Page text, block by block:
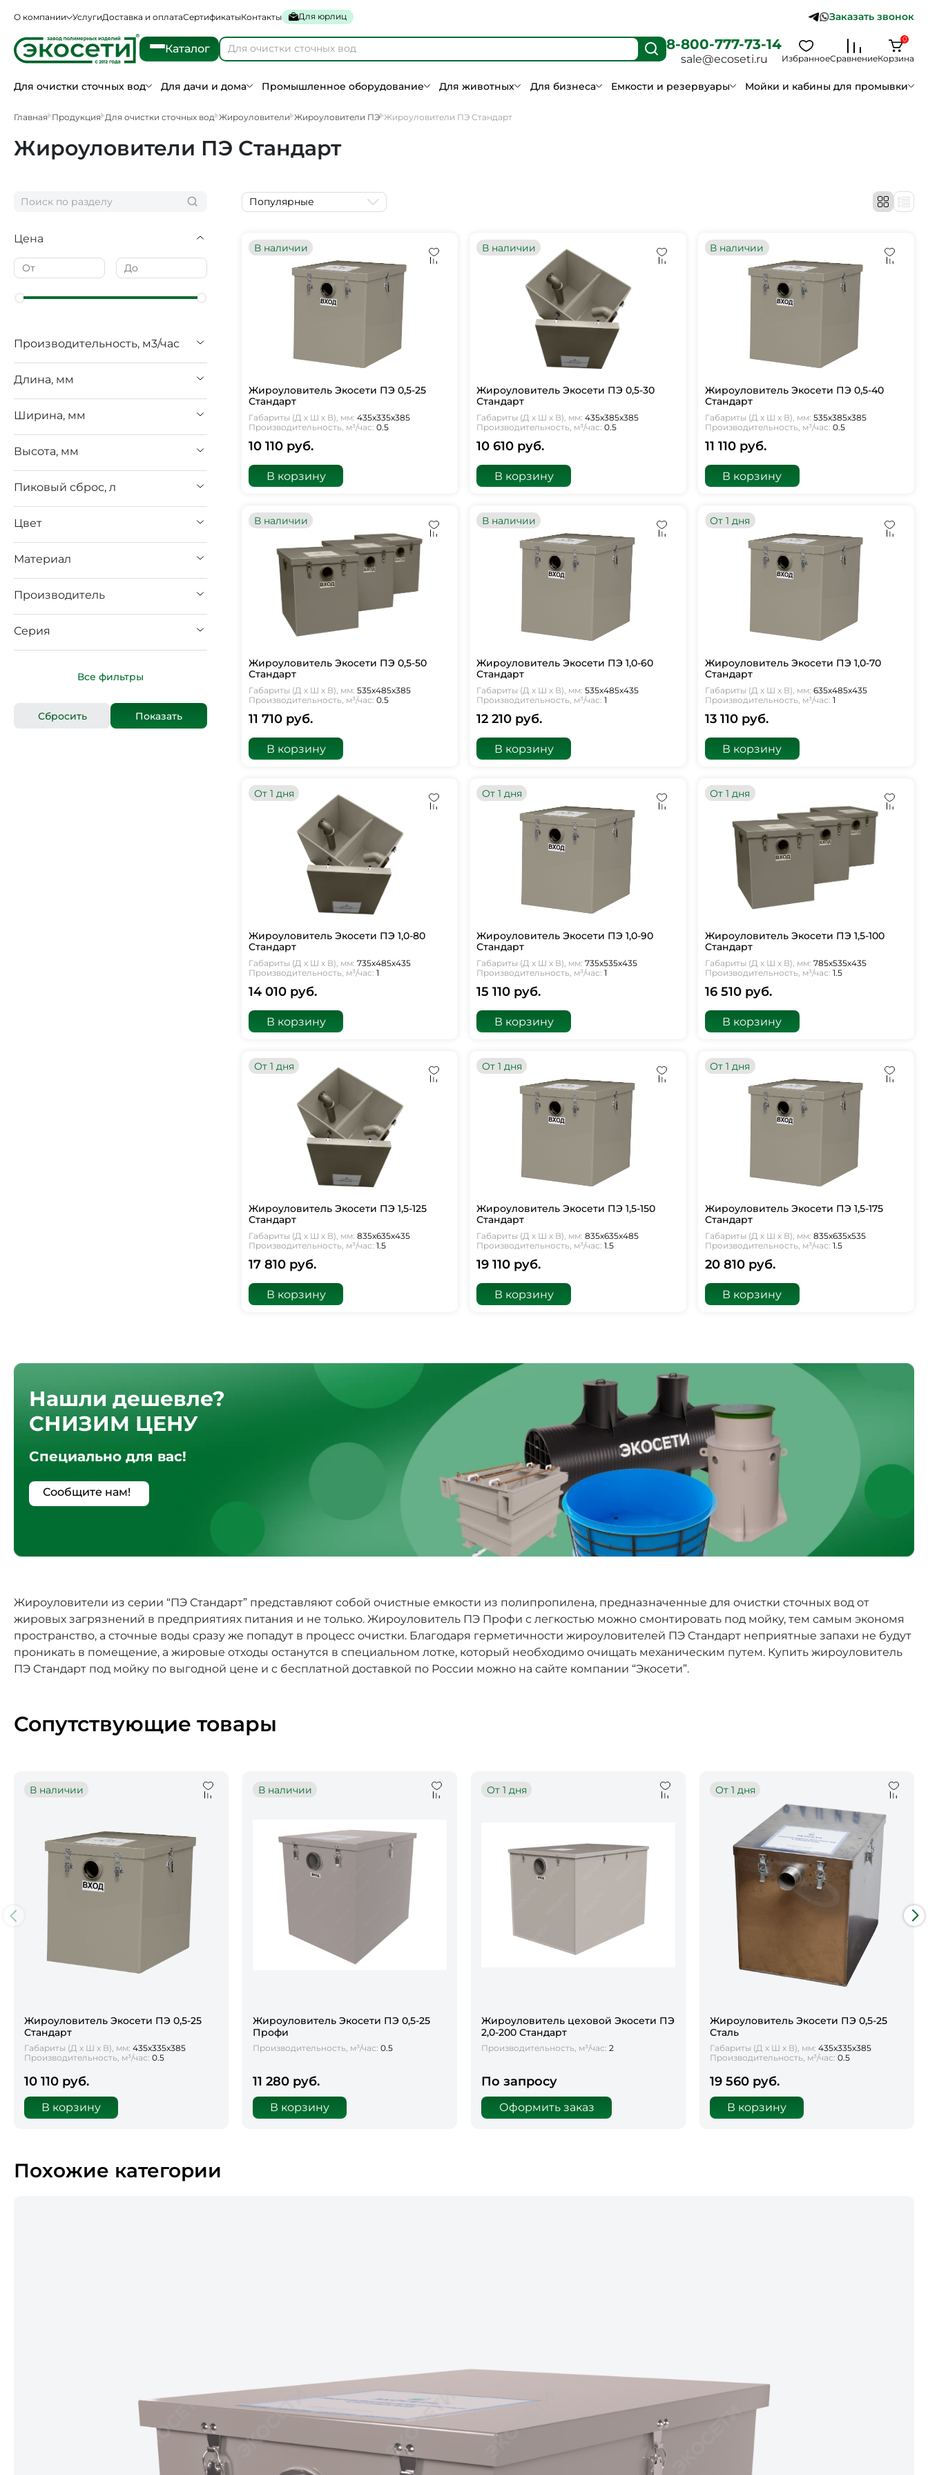
О компании УслугиДоставка и оплатаСертификатыКонтакты Для юрлиц Заказать звонок
Каталог 8-800-777-73-14
sale@ecoseti.ru ИзбранноеСравнениеКорзина
0
Для очистки сточных вод Для дачи и дома Промышленное оборудование Для животных Для бизнеса Емкости и резервуары Мойки и кабины для промывки
Главная Продукция Для очистки сточных вод Жироуловители Жироуловители ПЭ Жироуловители ПЭ Стандарт
Жироуловители ПЭ Стандарт
Цена
Производительность, м3/час
Длина, мм
Ширина, мм
Высота, мм
Пиковый сброс, л
Цвет
Материал
Производитель
Серия
Все фильтры
Популярные
В наличии
Жироуловитель Экосети ПЭ 0,5-25
Стандарт
Габариты (Д х Ш х В), мм: 435х335х385
Производительность, м³/час: 0.5
10 110 руб.
В корзину
В наличии
Жироуловитель Экосети ПЭ 0,5-30
Стандарт
Габариты (Д х Ш х В), мм: 435х385х385
Производительность, м³/час: 0.5
10 610 руб.
В корзину
В наличии
Жироуловитель Экосети ПЭ 0,5-40
Стандарт
Габариты (Д х Ш х В), мм: 535х385х385
Производительность, м³/час: 0.5
11 110 руб.
В корзину
В наличии
Жироуловитель Экосети ПЭ 0,5-50
Стандарт
Габариты (Д х Ш х В), мм: 535х485х385
Производительность, м³/час: 0.5
11 710 руб.
В корзину
В наличии
Жироуловитель Экосети ПЭ 1,0-60
Стандарт
Габариты (Д х Ш х В), мм: 535х485х435
Производительность, м³/час: 1
12 210 руб.
В корзину
От 1 дня
Жироуловитель Экосети ПЭ 1,0-70
Стандарт
Габариты (Д х Ш х В), мм: 635х485х435
Производительность, м³/час: 1
13 110 руб.
В корзину
От 1 дня
Жироуловитель Экосети ПЭ 1,0-80
Стандарт
Габариты (Д х Ш х В), мм: 735х485х435
Производительность, м³/час: 1
14 010 руб.
В корзину
От 1 дня
Жироуловитель Экосети ПЭ 1,0-90
Стандарт
Габариты (Д х Ш х В), мм: 735х535х435
Производительность, м³/час: 1
15 110 руб.
В корзину
От 1 дня
Жироуловитель Экосети ПЭ 1,5-100
Стандарт
Габариты (Д х Ш х В), мм: 785х535х435
Производительность, м³/час: 1.5
16 510 руб.
В корзину
От 1 дня
Жироуловитель Экосети ПЭ 1,5-125
Стандарт
Габариты (Д х Ш х В), мм: 835х635х435
Производительность, м³/час: 1.5
17 810 руб.
В корзину
От 1 дня
Жироуловитель Экосети ПЭ 1,5-150
Стандарт
Габариты (Д х Ш х В), мм: 835х635х485
Производительность, м³/час: 1.5
19 110 руб.
В корзину
От 1 дня
Жироуловитель Экосети ПЭ 1,5-175
Стандарт
Габариты (Д х Ш х В), мм: 835х635х535
Производительность, м³/час: 1.5
20 810 руб.
В корзину
Нашли дешевле?
СНИЗИМ ЦЕНУ
Специально для вас!
Сообщите нам!
Жироуловители из серии “ПЭ Стандарт” представляют собой очистные емкости из полипропилена, предназначенные для очистки сточных вод от
жировых загрязнений в предприятиях питания и не только. Жироуловитель ПЭ Профи с легкостью можно смонтировать под мойку, тем самым экономя
пространство, а сточные воды сразу же попадут в процесс очистки. Благодаря герметичности жироуловителей ПЭ Стандарт неприятные запахи не будут
проникать в помещение, а жировые отходы останутся в специальном лотке, который необходимо очищать механическим путем. Купить жироуловитель
ПЭ Стандарт под мойку по выгодной цене и с бесплатной доставкой по России можно на сайте компании “Экосети”.
Сопутствующие товары
В наличии
Жироуловитель Экосети ПЭ 0,5-25
Стандарт
Габариты (Д х Ш х В), мм: 435х335х385
Производительность, м³/час: 0.5
10 110 руб.
В корзину
В наличии
Жироуловитель Экосети ПЭ 0,5-25
Профи
Производительность, м³/час: 0.5
11 280 руб.
В корзину
От 1 дня
Жироуловитель цеховой Экосети ПЭ
2,0-200 Стандарт
Производительность, м³/час: 2
По запросу
Оформить заказ
От 1 дня
Жироуловитель Экосети ПЭ 0,5-25
Сталь
Габариты (Д х Ш х В), мм: 435х335х385
Производительность, м³/час: 0.5
19 560 руб.
В корзину
Похожие категории